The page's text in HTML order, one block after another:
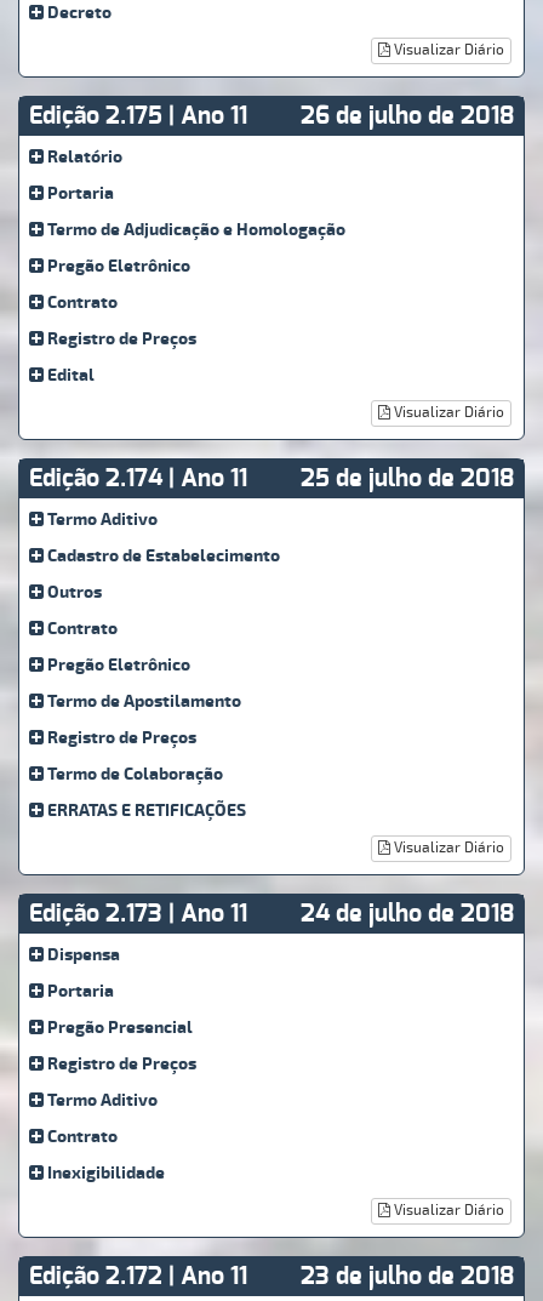
Decreto
Visualizar Diário
Edição 2.175 | Ano 11 26 de julho de 2018
Relatório
Portaria
Termo de Adjudicação e Homologação
Pregão Eletrônico
Contrato
Registro de Preços
Edital
Visualizar Diário
Edição 2.174 | Ano 11 25 de julho de 2018
Termo Aditivo
Cadastro de Estabelecimento
Outros
Contrato
Pregão Eletrônico
Termo de Apostilamento
Registro de Preços
Termo de Colaboração
ERRATAS E RETIFICAÇÕES
Visualizar Diário
Edição 2.173 | Ano 11 24 de julho de 2018
Dispensa
Portaria
Pregão Presencial
Registro de Preços
Termo Aditivo
Contrato
Inexigibilidade
Visualizar Diário
Edição 2.172 | Ano 11 23 de julho de 2018